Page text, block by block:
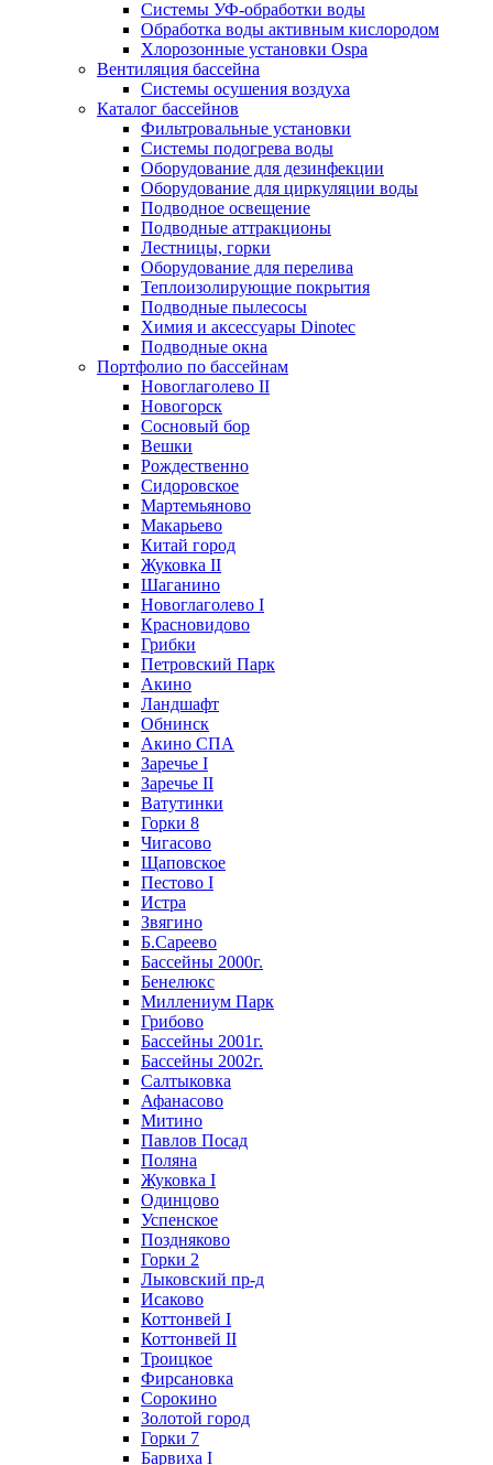
Системы УФ-обработки воды
Обработка воды активным кислородом
Хлорозонные установки Ospa
Вентиляция бассейна
Системы осушения воздуха
Каталог бассейнов
Фильтровальные установки
Системы подогрева воды
Оборудование для дезинфекции
Оборудование для циркуляции воды
Подводное освещение
Подводные аттракционы
Лестницы, горки
Оборудование для перелива
Теплоизолирующие покрытия
Подводные пылесосы
Химия и аксессуары Dinotec
Подводные окна
Портфолио по бассейнам
Новоглаголево II
Новогорск
Сосновый бор
Вешки
Рождественно
Сидоровское
Мартемьяново
Макарьево
Китай город
Жуковка II
Шаганино
Новоглаголево I
Красновидово
Грибки
Петровский Парк
Акино
Ландшафт
Обнинск
Акино СПА
Заречье I
Заречье II
Ватутинки
Горки 8
Чигасово
Щаповское
Пестово I
Истра
Звягино
Б.Сареево
Бассейны 2000г.
Бенелюкс
Миллениум Парк
Грибово
Бассейны 2001г.
Бассейны 2002г.
Салтыковка
Афанасово
Митино
Павлов Посад
Поляна
Жуковка I
Одинцово
Успенское
Поздняково
Горки 2
Лыковский пр-д
Исаково
Коттонвей I
Коттонвей II
Троицкое
Фирсановка
Сорокино
Золотой город
Горки 7
Барвиха I